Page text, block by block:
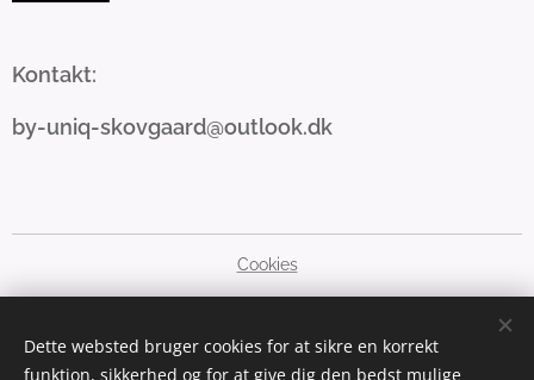
Kontakt:
by-uniq-skovgaard@outlook.dk
Cookies
Dansk
English
Dette websted bruger cookies for at sikre en korrekt
funktion, sikkerhed og for at give dig den bedst mulige